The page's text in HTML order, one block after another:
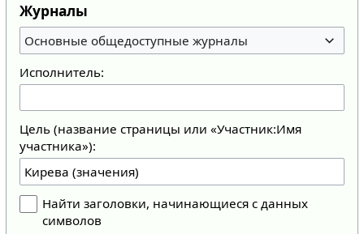
Журналы
Основные общедоступные журналы
Исполнитель:
Цель (название страницы или «Участник:Имя
участника»):
Найти заголовки, начинающиеся с данных
символов